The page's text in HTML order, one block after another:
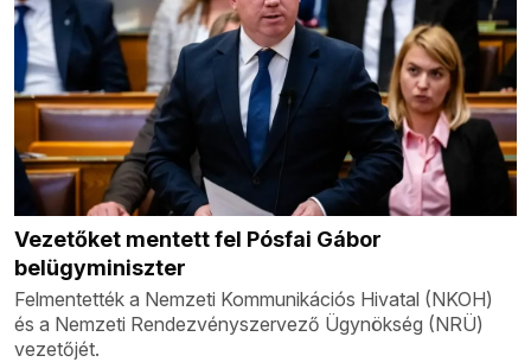
Vezetőket mentett fel Pósfai Gábor
belügyminiszter
Felmentették a Nemzeti Kommunikációs Hivatal (NKOH)
és a Nemzeti Rendezvényszervező Ügynökség (NRÜ)
vezetőjét.